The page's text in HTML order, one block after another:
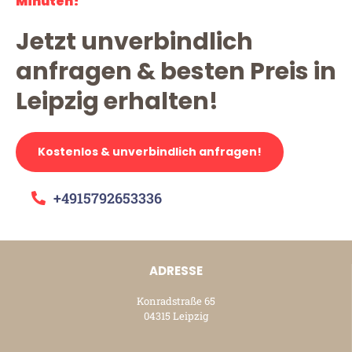
Jetzt unverbindlich
anfragen & besten Preis in
Leipzig erhalten!
Kostenlos & unverbindlich anfragen!
+4915792653336
ADRESSE
Konradstraße 65
04315 Leipzig